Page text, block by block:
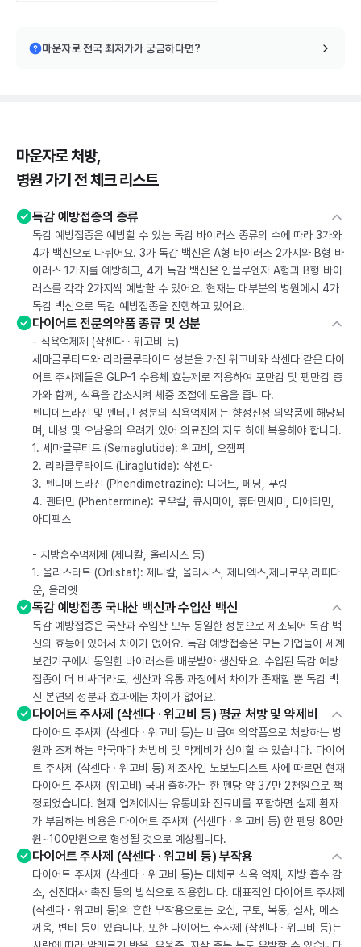
마운자로 전국 최저가가 궁금하다면?
마운자로 처방,
병원 가기 전 체크 리스트
독감 예방접종의 종류
독감 예방접종은 예방할 수 있는 독감 바이러스 종류의 수에 따라 3가와
4가 백신으로 나뉘어요. 3가 독감 백신은 A형 바이러스 2가지와 B형 바
이러스 1가지를 예방하고, 4가 독감 백신은 인플루엔자 A형과 B형 바이
러스를 각각 2가지씩 예방할 수 있어요. 현재는 대부분의 병원에서 4가
독감 백신으로 독감 예방접종을 진행하고 있어요.
다이어트 전문의약품 종류 및 성분
- 식욕억제제 (삭센다 · 위고비 등)
세마글루티드와 리라클루타이드 성분을 가진 위고비와 삭센다 같은 다이
어트 주사제들은 GLP-1 수용체 효능제로 작용하여 포만감 및 팽만감 증
가와 함께, 식욕을 감소시켜 체중 조절에 도움을 줍니다.
펜디메트라진 및 펜터민 성분의 식욕억제제는 향정신성 의약품에 해당되
며, 내성 및 오남용의 우려가 있어 의료진의 지도 하에 복용해야 합니다.
1. 세마글루티드 (Semaglutide): 위고비, 오젬픽
2. 리라클루타이드 (Liraglutide): 삭센다
3. 펜디메트라진 (Phendimetrazine): 디어트, 페닝, 푸링
4. 펜터민 (Phentermine): 로우칼, 큐시미아, 휴터민세미, 디에타민,
아디펙스
- 지방흡수억제제 (제니칼, 올리시스 등)
1. 올리스타트 (Orlistat): 제니칼, 올리시스, 제니엑스,제니로우,리피다
운, 올리엣
독감 예방접종 국내산 백신과 수입산 백신
독감 예방접종은 국산과 수입산 모두 동일한 성분으로 제조되어 독감 백
신의 효능에 있어서 차이가 없어요. 독감 예방접종은 모든 기업들이 세계
보건기구에서 동일한 바이러스를 배분받아 생산돼요. 수입된 독감 예방
접종이 더 비싸더라도, 생산과 유통 과정에서 차이가 존재할 뿐 독감 백
신 본연의 성분과 효과에는 차이가 없어요.
다이어트 주사제 (삭센다 · 위고비 등) 평균 처방 및 약제비
다이어트 주사제 (삭센다 · 위고비 등)는 비급여 의약품으로 처방하는 병
원과 조제하는 약국마다 처방비 및 약제비가 상이할 수 있습니다. 다이어
트 주사제 (삭센다 · 위고비 등) 제조사인 노보노디스트 사에 따르면 현재
다이어트 주사제 (위고비) 국내 출하가는 한 펜당 약 37만 2천원으로 책
정되었습니다. 현재 업계에서는 유통비와 진료비를 포함하면 실제 환자
가 부담하는 비용은 다이어트 주사제 (삭센다 · 위고비 등) 한 펜당 80만
원~100만원으로 형성될 것으로 예상됩니다.
다이어트 주사제 (삭센다 · 위고비 등) 부작용
다이어트 주사제 (삭센다 · 위고비 등)는 대체로 식욕 억제, 지방 흡수 감
소, 신진대사 촉진 등의 방식으로 작용합니다. 대표적인 다이어트 주사제
(삭센다 · 위고비 등)의 흔한 부작용으로는 오심, 구토, 복통, 설사, 메스
꺼움, 변비 등이 있습니다. 또한 다이어트 주사제 (삭센다 · 위고비 등)는